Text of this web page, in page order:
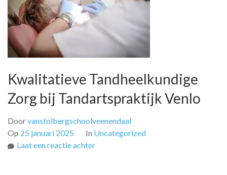
Kwalitatieve Tandheelkundige
Zorg bij Tandartspraktijk Venlo
Doorvanstolbergschoolveenendaal
Op 25 januari 2025 In Uncategorized
Laat een reactie achterop